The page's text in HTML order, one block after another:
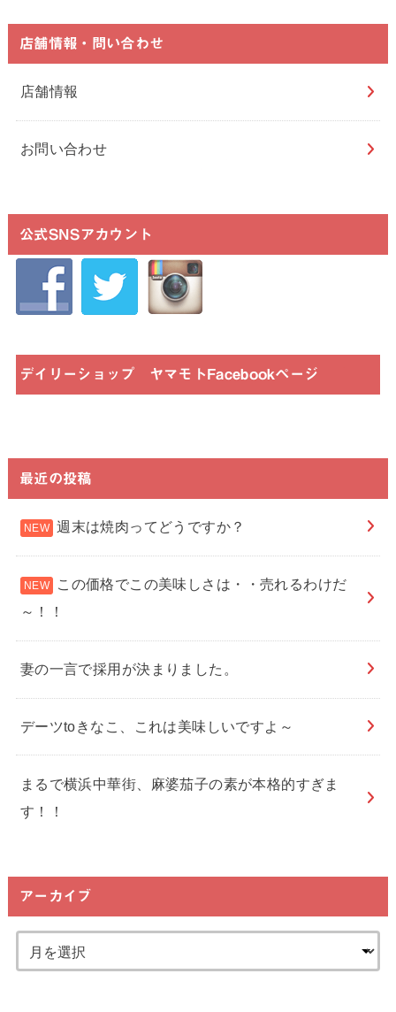
店舗情報・問い合わせ
店舗情報
お問い合わせ
公式SNSアカウント
デイリーショップ ヤマモトFacebookページ
最近の投稿
週末は焼肉ってどうですか？
この価格でこの美味しさは・・売れるわけだ
～！！
妻の一言で採用が決まりました。
デーツtoきなこ、これは美味しいですよ～
まるで横浜中華街、麻婆茄子の素が本格的すぎま
す！！
アーカイブ